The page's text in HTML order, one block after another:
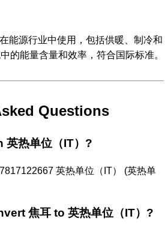
能源行业中使用，包括供暖、制冷和
的能量含量和效率，符合国际标准。
Questions
英热单位（IT）?
英热单位（IT） (英热单
焦耳 to 英热单位（IT）?